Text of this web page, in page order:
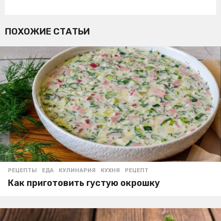
ПОХОЖИЕ СТАТЬИ
РЕЦЕПТЫ ЕДА ,КУЛИНАРИЯ ,КУХНЯ ,РЕЦЕПТ
Как приготовить густую окрошку